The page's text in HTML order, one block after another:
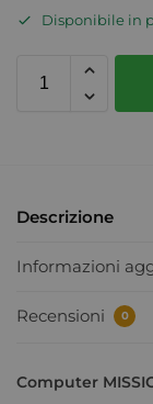
Disponibile in
Descrizione
Informazioni
Recensioni 0
Computer